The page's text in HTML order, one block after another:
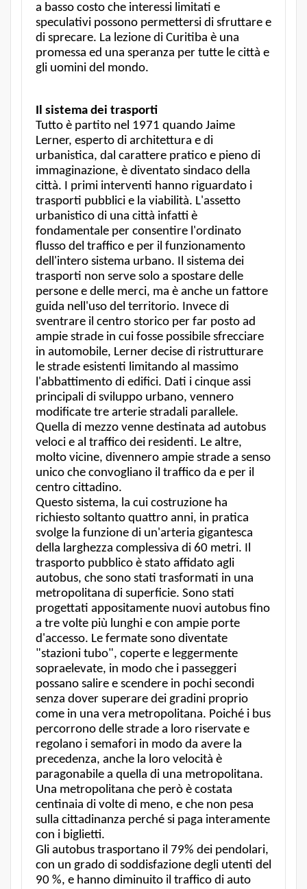
a basso costo che interessi limitati e
speculativi possono permettersi di sfruttare e
di sprecare. La lezione di Curitiba è una
promessa ed una speranza per tutte le città e
gli uomini del mondo.
Il sistema dei trasporti
Tutto è partito nel 1971 quando Jaime
Lerner, esperto di architettura e di
urbanistica, dal carattere pratico e pieno di
immaginazione, è diventato sindaco della
città. I primi interventi hanno riguardato i
trasporti pubblici e la viabilità. L'assetto
urbanistico di una città infatti è
fondamentale per consentire l'ordinato
flusso del traffico e per il funzionamento
dell'intero sistema urbano. Il sistema dei
trasporti non serve solo a spostare delle
persone e delle merci, ma è anche un fattore
guida nell'uso del territorio. Invece di
sventrare il centro storico per far posto ad
ampie strade in cui fosse possibile sfrecciare
in automobile, Lerner decise di ristrutturare
le strade esistenti limitando al massimo
l'abbattimento di edifici. Dati i cinque assi
principali di sviluppo urbano, vennero
modificate tre arterie stradali parallele.
Quella di mezzo venne destinata ad autobus
veloci e al traffico dei residenti. Le altre,
molto vicine, divennero ampie strade a senso
unico che convogliano il traffico da e per il
centro cittadino.
Questo sistema, la cui costruzione ha
richiesto soltanto quattro anni, in pratica
svolge la funzione di un'arteria gigantesca
della larghezza complessiva di 60 metri. Il
trasporto pubblico è stato affidato agli
autobus, che sono stati trasformati in una
metropolitana di superficie. Sono stati
progettati appositamente nuovi autobus fino
a tre volte più lunghi e con ampie porte
d'accesso. Le fermate sono diventate
"stazioni tubo", coperte e leggermente
sopraelevate, in modo che i passeggeri
possano salire e scendere in pochi secondi
senza dover superare dei gradini proprio
come in una vera metropolitana. Poiché i bus
percorrono delle strade a loro riservate e
regolano i semafori in modo da avere la
precedenza, anche la loro velocità è
paragonabile a quella di una metropolitana.
Una metropolitana che però è costata
centinaia di volte di meno, e che non pesa
sulla cittadinanza perché si paga interamente
con i biglietti.
Gli autobus trasportano il 79% dei pendolari,
con un grado di soddisfazione degli utenti del
90 %, e hanno diminuito il traffico di auto